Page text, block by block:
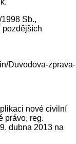
Sb.,
pozdějších
­Duvodova-zprava-
nové civilní
právo, reg.
dubna 2013 na